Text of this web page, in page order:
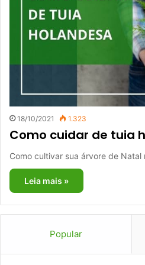
18/10/2021 1.323
Como cuidar de tuia
Como cultivar sua árvore de Natal
Leia mais »
Popular